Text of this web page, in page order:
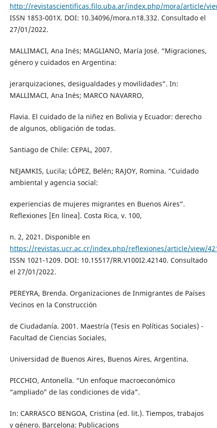
http://revistascientificas.filo.uba.ar/index.php/mora/article/
ISSN 1853-001X. DOI: 10.34096/mora.n18.332. Consultado el
27/01/2022.
MALLIMACI, Ana Inés; MAGLIANO, María José. “Migraciones,
género y cuidados en Argentina:
jerarquizaciones, desigualdades y movilidades”. In:
MALLIMACI, Ana Inés; MARCO NAVARRO,
Flavia. El cuidado de la niñez en Bolivia y Ecuador: derecho
de algunos, obligación de todas.
Santiago de Chile: CEPAL, 2007.
NEJAMKIS, Lucila; LÓPEZ, Belén; RAJOY, Romina. “Cuidado
ambiental y agencia social:
experiencias de mujeres migrantes en Buenos Aires”.
Reflexiones [En línea]. Costa Rica, v. 100,
n. 2, 2021. Disponible en
https://revistas.ucr.ac.cr/index.php/reflexiones/article/view/
ISSN 1021-1209. DOI: 10.15517/RR.V100I2.42140. Consultado
el 27/01/2022.
PEREYRA, Brenda. Organizaciones de Inmigrantes de Países
Vecinos en la Construcción
de Ciudadanía. 2001. Maestría (Tesis en Políticas Sociales) -
Facultad de Ciencias Sociales,
Universidad de Buenos Aires, Buenos Aires, Argentina.
PICCHIO, Antonella. “Un enfoque macroeconómico
“ampliado” de las condiciones de vida”.
In: CARRASCO BENGOA, Cristina (ed. lit.). Tiempos, trabajos
y género. Barcelona: Publicacions